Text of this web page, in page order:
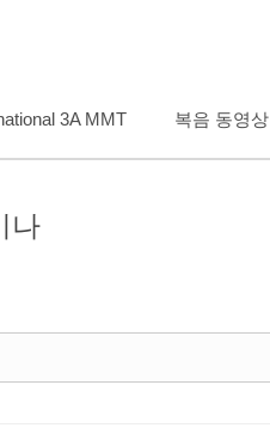
3A MMT 복음 동영상
나